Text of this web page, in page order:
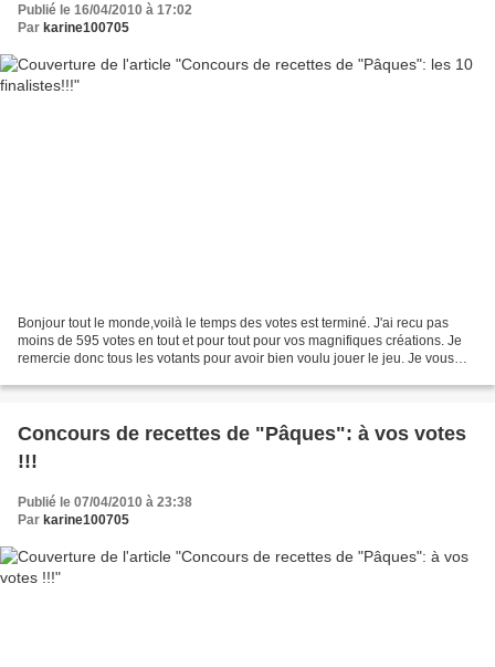
Publié le 16/04/2010 à 17:02
Par karine100705
Bonjour tout le monde,voilà le temps des votes est terminé. J'ai recu pas
moins de 595 votes en tout et pour tout pour vos magnifiques créations. Je
remercie donc tous les votants pour avoir bien voulu jouer le jeu. Je vous
Concours de recettes de "Pâques": à vos votes
!!!
Publié le 07/04/2010 à 23:38
Par karine100705